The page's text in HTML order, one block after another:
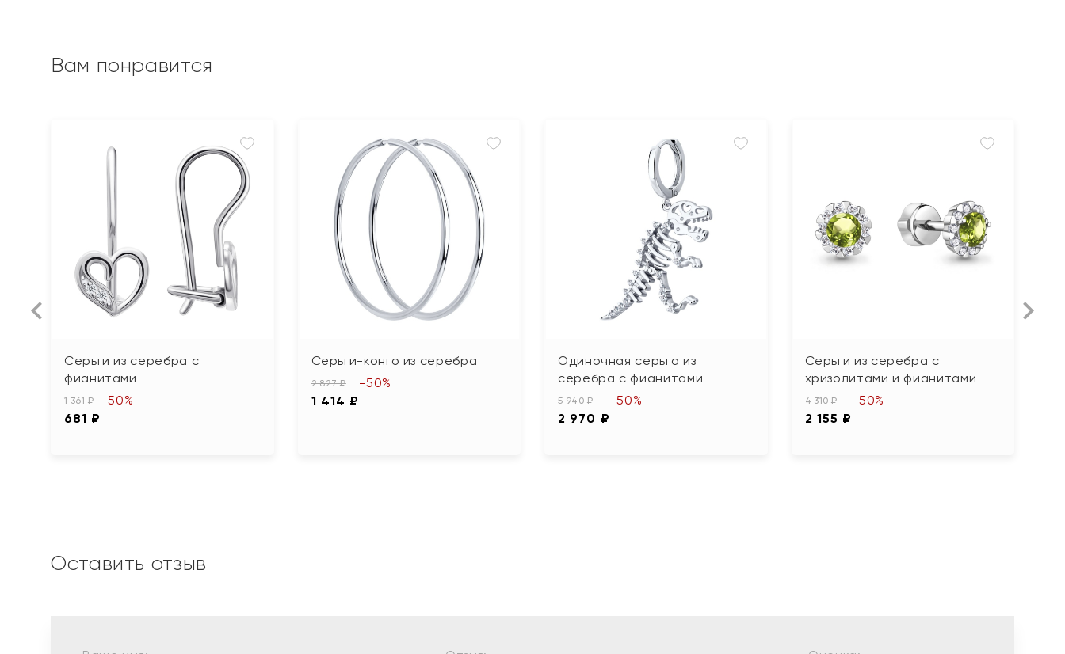
Вам понравится
Серьги из серебра с
фианитами
1 361 ₽
681 ₽
-50%
Серьги-конго из серебра
2 827 ₽
1 414 ₽
-50%
Одиночная серьга из
серебра с фианитами
5 940 ₽
2 970 ₽
-50%
Серьги из серебра с
хризолитами и фианитами
4 310 ₽
2 155 ₽
-50%
Оставить отзыв